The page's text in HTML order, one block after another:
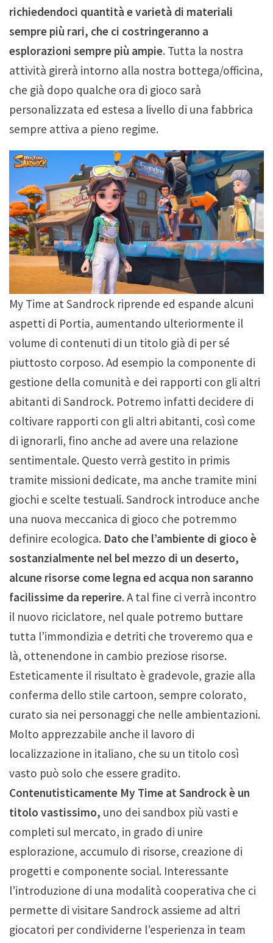
richiedendoci quantità e varietà di materiali
sempre più rari, che ci costringeranno a
esplorazioni sempre più ampie. Tutta la nostra
attività girerà intorno alla nostra bottega/officina,
che già dopo qualche ora di gioco sarà
personalizzata ed estesa a livello di una fabbrica
sempre attiva a pieno regime.
My Time at Sandrock riprende ed espande alcuni
aspetti di Portia, aumentando ulteriormente il
volume di contenuti di un titolo già di per sé
piuttosto corposo. Ad esempio la componente di
gestione della comunità e dei rapporti con gli altri
abitanti di Sandrock. Potremo infatti decidere di
coltivare rapporti con gli altri abitanti, così come
di ignorarli, fino anche ad avere una relazione
sentimentale. Questo verrà gestito in primis
tramite missioni dedicate, ma anche tramite mini
giochi e scelte testuali. Sandrock introduce anche
una nuova meccanica di gioco che potremmo
definire ecologica. Dato che l’ambiente di gioco è
sostanzialmente nel bel mezzo di un deserto,
alcune risorse come legna ed acqua non saranno
facilissime da reperire. A tal fine ci verrà incontro
il nuovo riciclatore, nel quale potremo buttare
tutta l’immondizia e detriti che troveremo qua e
là, ottenendone in cambio preziose risorse.
Esteticamente il risultato è gradevole, grazie alla
conferma dello stile cartoon, sempre colorato,
curato sia nei personaggi che nelle ambientazioni.
Molto apprezzabile anche il lavoro di
localizzazione in italiano, che su un titolo così
vasto può solo che essere gradito.
Contenutisticamente My Time at Sandrock è un
titolo vastissimo, uno dei sandbox più vasti e
completi sul mercato, in grado di unire
esplorazione, accumulo di risorse, creazione di
progetti e componente social. Interessante
l’introduzione di una modalità cooperativa che ci
permette di visitare Sandrock assieme ad altri
giocatori per condividerne l’esperienza in team